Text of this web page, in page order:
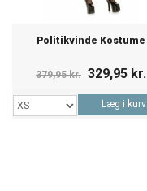
Politikvinde Kostume
379,95 kr. 329,95 kr.
Læg i kurv